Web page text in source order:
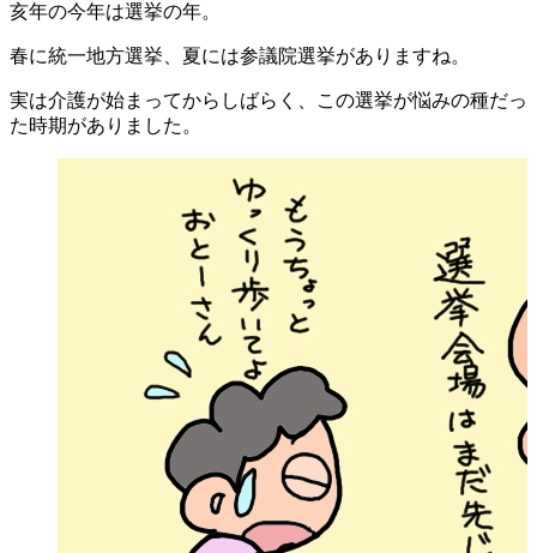
亥年の今年は選挙の年。
春に統一地方選挙、夏には参議院選挙がありますね。
実は介護が始まってからしばらく、この選挙が悩みの種だっ
た時期がありました。